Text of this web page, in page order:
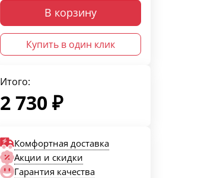
В корзину
Купить в один клик
Итого:
2 730₽
Комфортная доставка
Акции и скидки
Гарантия качества